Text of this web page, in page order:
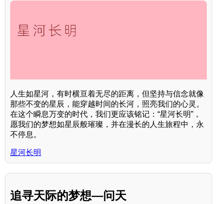
人生如星河，有时横亘着无尽的距离，但坚持与信念就像
那些不变的星辰，能穿越时间的长河，照亮我们的心灵。
在这个瞬息万变的时代，我们更应该铭记：“星河长明”，
愿我们的梦想如星辰般璀璨，并在漫长的人生旅程中，永
不停息。
星河长明
追寻天际的梦想—问天